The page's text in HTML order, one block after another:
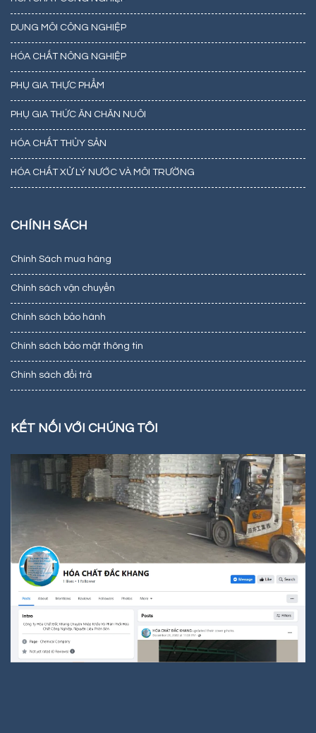
DUNG MÔI CÔNG NGHIỆP
HÓA CHẤT NÔNG NGHIỆP
PHỤ GIA THỰC PHẨM
PHỤ GIA THỨC ĂN CHĂN NUÔI
HÓA CHẤT THỦY SẢN
HÓA CHẤT XỬ LÝ NƯỚC VÀ MÔI TRƯỜNG
CHÍNH SÁCH
Chính Sách mua hàng
Chính sách vận chuyển
Chính sách bảo hành
Chính sách bảo mật thông tin
Chính sách đổi trả
KẾT NỐI VỚI CHÚNG TÔI